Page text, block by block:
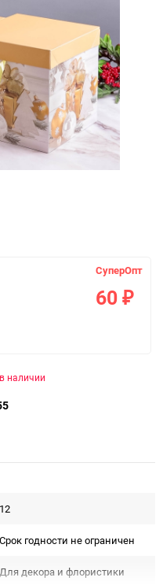
СуперОпт
60 ₽
наличии
12
Срок годности не ограничен
Для декора и флористики